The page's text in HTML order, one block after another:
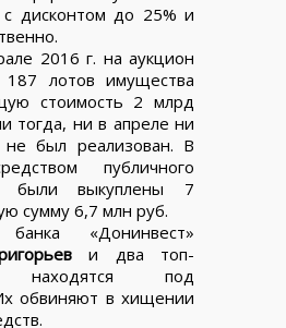
дисконтом до 25% и
2016 г. на аукцион
187 лотов имущества
стоимость 2 млрд
тогда, ни в апреле ни
был реализован. В
публичного
были выкуплены 7
сумму 6,7 млн руб.
банка «Донинвест»
и два топ-
находятся под
обвиняют в хищении